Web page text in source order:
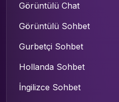
Görüntülü Chat
Görüntülü Sohbet
Gurbetçi Sohbet
Hollanda Sohbet
İngilizce Sohbet